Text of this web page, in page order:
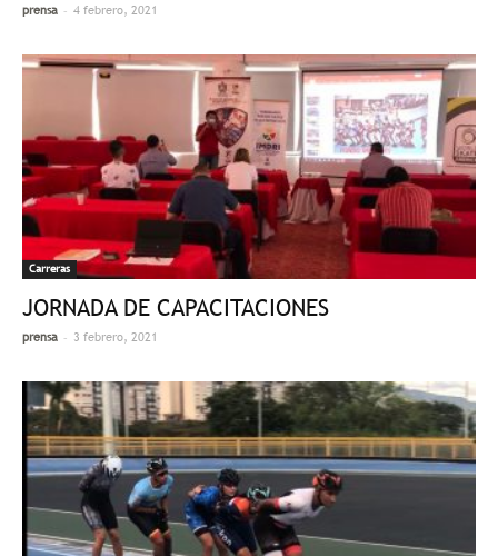
prensa - 4 febrero, 2021
Carreras
JORNADA DE CAPACITACIONES
prensa - 3 febrero, 2021